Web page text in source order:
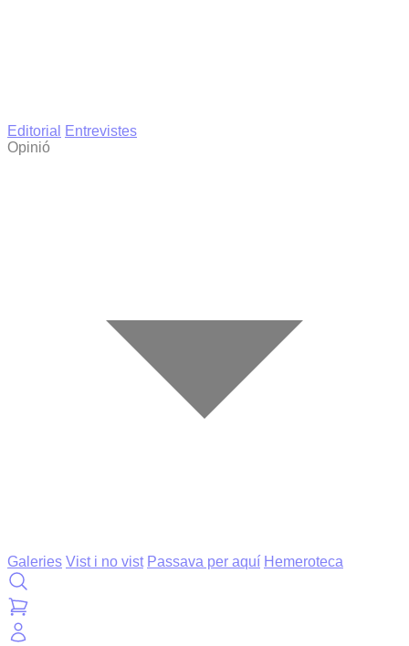
Editorial
Entrevistes
Opinió
Galeries Vist i no vist Passava per aquí Hemeroteca